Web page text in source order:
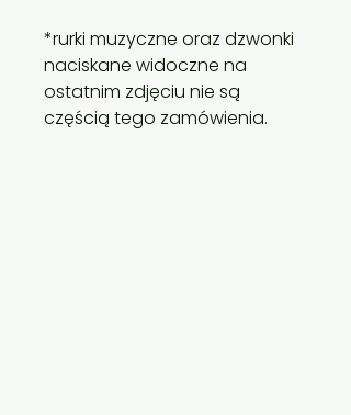
*rurki muzyczne oraz dzwonki
naciskane widoczne na
ostatnim zdjęciu nie są
częścią tego zamówienia.